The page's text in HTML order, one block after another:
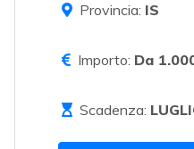
Provincia: IS
Importo: Da
Scadenza: